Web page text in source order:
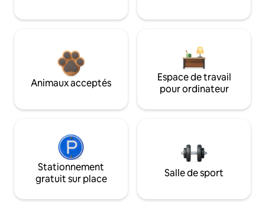
Animaux acceptés
Espace de travail
pour ordinateur
Stationnement
gratuit sur place
Salle de sport